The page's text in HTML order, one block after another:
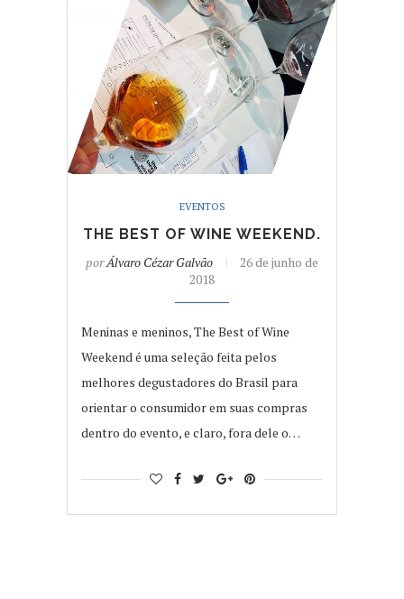
EVENTOS
THE BEST OF WINE WEEKEND.
porÁlvaro Cézar Galvão
26 de junho de
2018
Meninas e meninos, The Best of Wine
Weekend é uma seleção feita pelos
melhores degustadores do Brasil para
orientar o consumidor em suas compras
dentro do evento, e claro, fora dele o…